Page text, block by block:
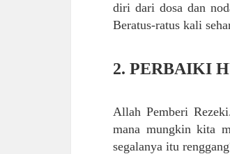
diri dari dosa dan
Beratus-ratus kali
2. PERBAIKI
Allah Pemberi
mana mungkin kita
segalanya itu